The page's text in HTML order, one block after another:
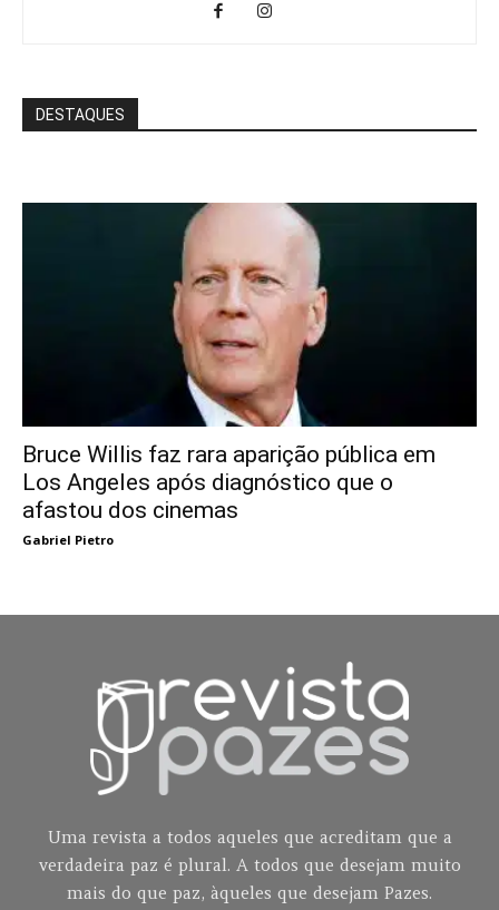
DESTAQUES
Bruce Willis faz rara aparição pública em
Los Angeles após diagnóstico que o
afastou dos cinemas
Gabriel Pietro
Uma revista a todos aqueles que acreditam que a
verdadeira paz é plural. A todos que desejam muito
mais do que paz, àqueles que desejam Pazes.